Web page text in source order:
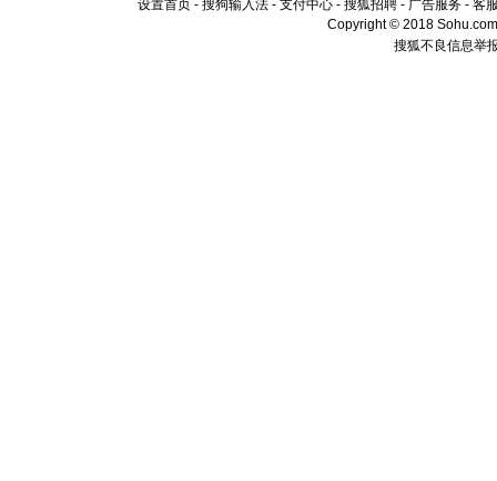
设置首页 - 搜狗输入法 - 支付中心 - 搜狐招聘 - 广告服务 - 客
Copyright © 2018
搜狐不良信息举